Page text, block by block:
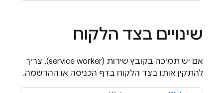
שינויים בצד הלקוח
אם יש תמיכה בקובץ שירות (service worker), צריך
להתקין אותו בצד הלקוח בדף הכניסה או ההרשמה.